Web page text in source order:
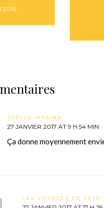
2016
JOËLLE MASINA
27 JANVIER 2017 AT 9 H 54 MIN
Ça donne moyennement
LES VOYAGES DE SETH